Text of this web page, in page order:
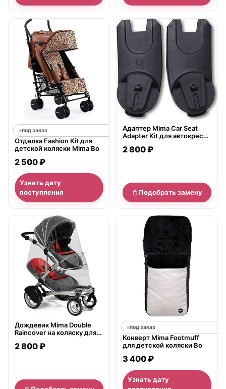
под заказ
Отделка Fashion Kit для
детской коляски Mima Bo
2 500 ₽
Узнать дату
поступления
нет в продаже
Адаптер Mima Car Seat
Adapter Kit для автокресла
2 800 ₽
Подобрать замену
нет в продаже
Дождевик Mima Double
Raincover на коляску для
2 800 ₽
под заказ
Конверт Mima Footmuff
для детской коляски Bo
3 400 ₽
Узнать дату